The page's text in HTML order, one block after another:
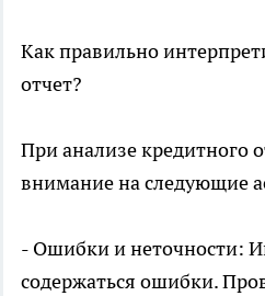
Как правильно
отчет?
При анализе кредитного
внимание на следующие
- Ошибки и неточности:
содержаться ошибки.